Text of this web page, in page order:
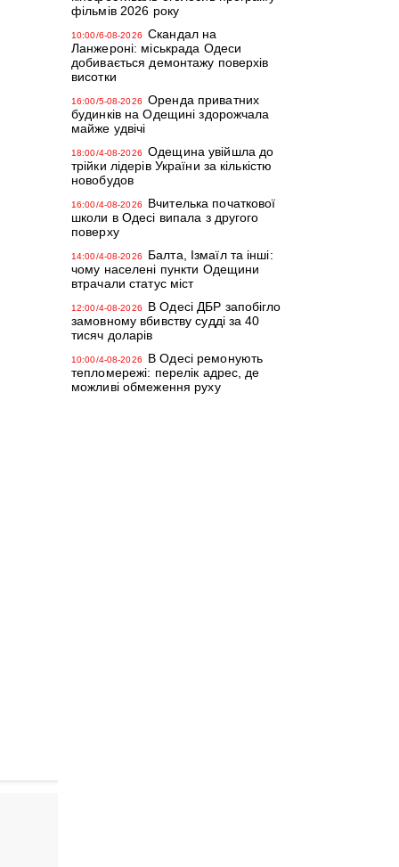
фільмів 2026 року
10:00/6-08-2026
Скандал на
Ланжероні: міськрада Одеси
добивається демонтажу поверхів
висотки
16:00/5-08-2026
Оренда приватних
будинків на Одещині здорожчала
майже удвічі
18:00/4-08-2026
Одещина увійшла до
трійки лідерів України за кількістю
новобудов
16:00/4-08-2026
Вчителька початкової
школи в Одесі випала з другого
поверху
14:00/4-08-2026
Балта, Ізмаїл та інші:
чому населені пункти Одещини
втрачали статус міст
12:00/4-08-2026
В Одесі ДБР запобігло
замовному вбивству судді за 40
тисяч доларів
10:00/4-08-2026
В Одесі ремонують
тепломережі: перелік адрес, де
можливі обмеження руху